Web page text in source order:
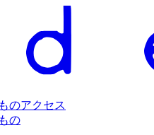
のアクセス
の